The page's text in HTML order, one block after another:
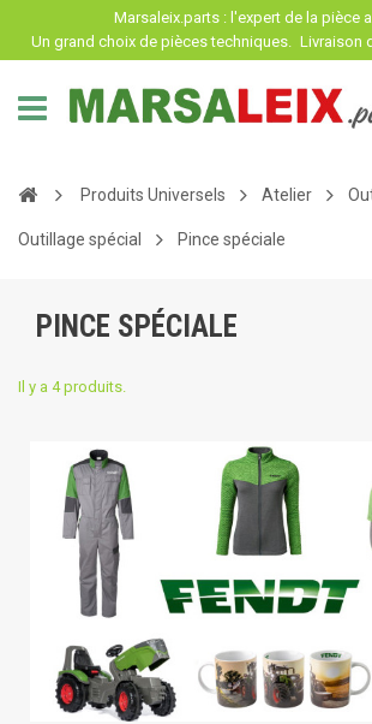
Marsaleix.parts : l'expert de la pièce
Un grand choix de pièces techniques. Livraison
Produits Universels Atelier
Outillage spécial Pince spéciale
PINCE SPÉCIALE
Il y a 4 produits.
Panneau de gestion des cookies